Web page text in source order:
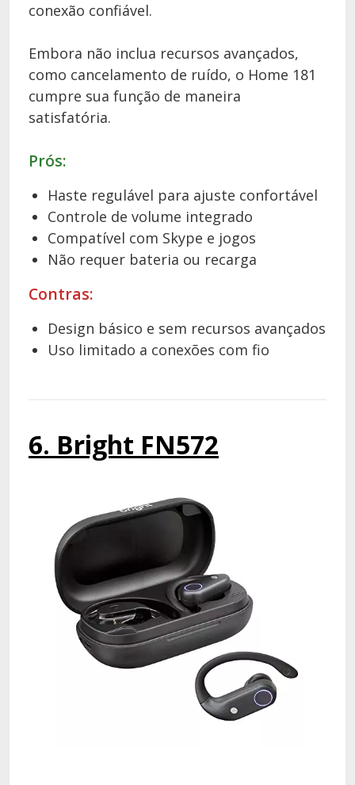
conexão confiável.
Embora não inclua recursos avançados,
como cancelamento de ruído, o Home 181
cumpre sua função de maneira
satisfatória.
Prós:
Haste regulável para ajuste confortável
Controle de volume integrado
Compatível com Skype e jogos
Não requer bateria ou recarga
Contras:
Design básico e sem recursos avançados
Uso limitado a conexões com fio
6. Bright FN572